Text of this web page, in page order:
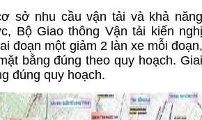
sở nhu cầu vận tải và khả
Bộ Giao thông Vận tải kiến
đoạn một giảm 2 làn xe mỗi
bằng đúng theo quy hoạch.
đúng quy hoạch.